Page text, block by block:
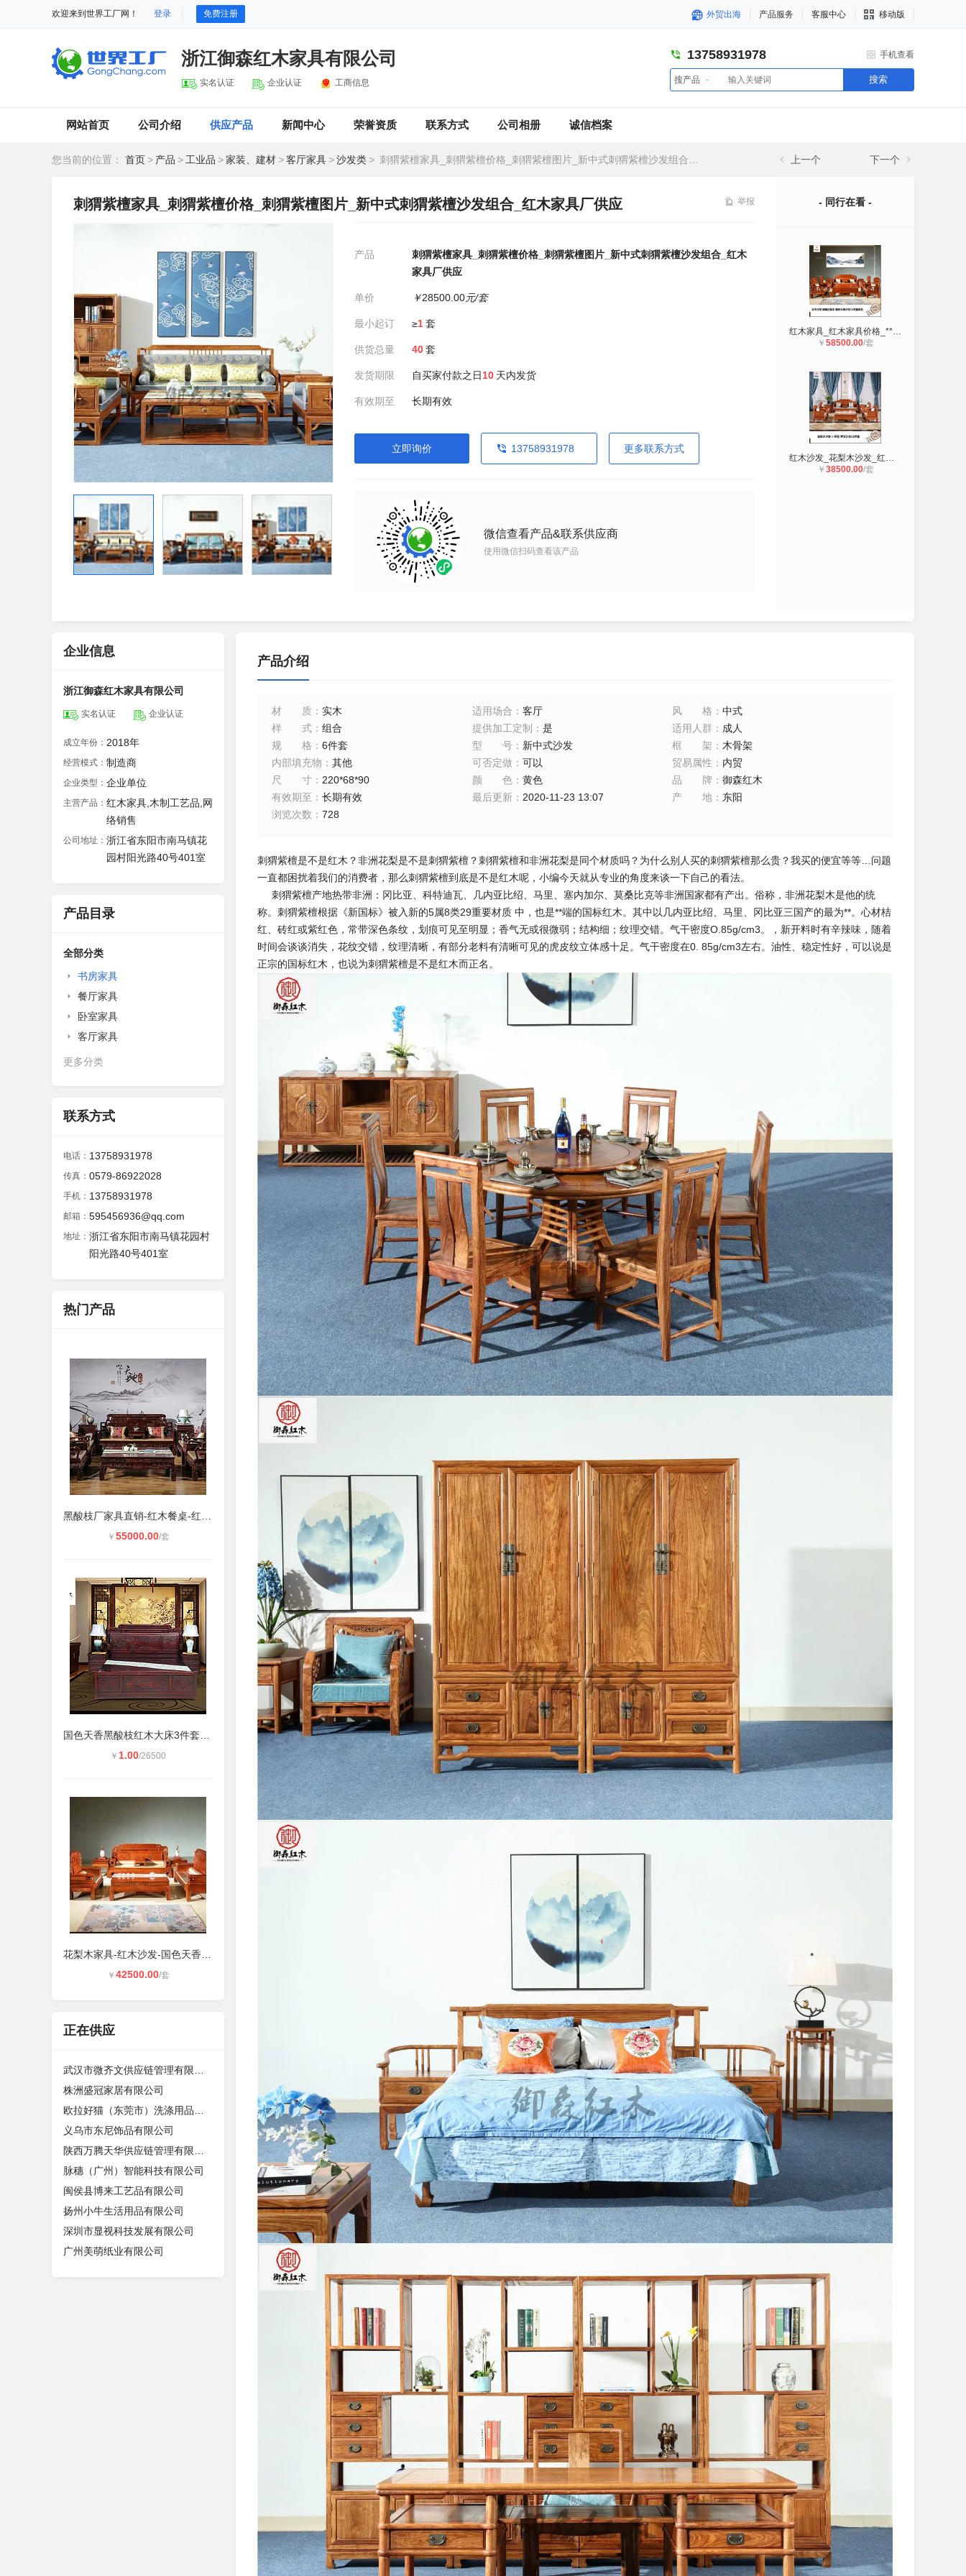
欢迎来到世界工厂网！ 登录 免费注册 外贸出海 产品服务 客服中心 移动版
浙江御森红木家具有限公司
实名认证 企业认证 工商信息
13758931978 手机查看
搜产品 搜索
网站首页 公司介绍 供应产品 新闻中心 荣誉资质 联系方式 公司相册 诚信档案
您当前的位置： 首页 > 产品 > 工业品 >家装、建材 >客厅家具 >沙发类 > 刺猬紫檀家具_刺猬紫檀价格_刺猬紫檀图片_新中式刺猬紫檀沙发组合_红木家具厂供应 上一个 下一个
刺猬紫檀家具_刺猬紫檀价格_刺猬紫檀图片_新中式刺猬紫檀沙发组合_红木家具厂供应 举报
产品
刺猬紫檀家具_刺猬紫檀价格_刺猬紫檀图片_新中式刺猬紫檀沙发组合_红木
家具厂供应
单价 ￥28500.00元/套
最小起订 ≥1套
供货总量 40套
发货期限 自买家付款之日10 天内发货
有效期至 长期有效
立即询价 13758931978 更多联系方式
微信查看产品&联系供应商
使用微信扫码查看该产品
- 同行在看 -
红木家具_红木家具价格_**花梨木_大
￥ 58500.00/套
红木沙发_花梨木沙发_红木沙发价格_
￥ 38500.00/套
企业信息
浙江御森红木家具有限公司
实名认证 企业认证
成立年份： 2018年
经营模式： 制造商
企业类型： 企业单位
主营产品： 红木家具,木制工艺品,网
络销售
公司地址： 浙江省东阳市南马镇花
园村阳光路40号401室
产品目录
全部分类
书房家具
餐厅家具
卧室家具
客厅家具
更多分类
联系方式
电话： 13758931978
传真： 0579-86922028
手机： 13758931978
邮箱： 595456936@qq.com
地址： 浙江省东阳市南马镇花园村
阳光路40号401室
热门产品
￥ 55000.00/套
￥ 1.00/26500
￥ 42500.00/套
正在供应
株洲盛冠家居有限公司
义乌市东尼饰品有限公司
脉穗（广州）智能科技有限公司
闽侯县博来工艺品有限公司
扬州小牛生活用品有限公司
深圳市显视科技发展有限公司
广州美萌纸业有限公司
产品介绍
材质 ： 实木 适用场合 ： 客厅 风格 ：中式
样式 ： 组合 提供加工定制 ： 是 适用人群 ： 成人
规格 ： 6件套 型号： 新中式沙发 框架 ： 木骨架
内部填充物 ： 其他 可否定做 ： 可以 贸易属性 ： 内贸
尺寸 ： 220*68*90 颜色： 黄色 品牌 ：御森红木
有效期至 ： 长期有效 最后更新： 2020-11-23 13:07 产地 ： 东阳
浏览次数 ： 728
刺猬紫檀是不是红木？非洲花梨是不是刺猬紫檀？刺猬紫檀和非洲花梨是同个材质吗？为什么别人买的刺猬紫檀那么贵？我买的便宜等等…问题
一直都困扰着我们的消费者，那么刺猬紫檀到底是不是红木呢，小编今天就从专业的角度来谈一下自己的看法。
刺猬紫檀产地热带非洲：冈比亚、科特迪瓦、几内亚比绍、马里、塞内加尔、莫桑比克等非洲国家都有产出。俗称，非洲花梨木是他的统
称。刺猬紫檀根据《新国标》被入新的5属8类29重要材质 中，也是**端的国标红木。其中以几内亚比绍、马里、冈比亚三国产的最为**。心材桔
红、砖红或紫红色，常带深色条纹，划痕可见至明显；香气无或很微弱；结构细；纹理交错。气干密度O.85g/cm3。，新开料时有辛辣味，随着
时间会谈谈消失，花纹交错，纹理清晰，有部分老料有清晰可见的虎皮纹立体感十足。气干密度在0. 85g/cm3左右。油性、稳定性好，可以说是
正宗的国标红木，也说为刺猬紫檀是不是红木而正名。